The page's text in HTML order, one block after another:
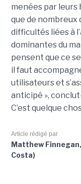
menées par leurs
que de
difficultés liées à
dominantes du
pensent que ce
il faut
utilisateurs et
anticipé »,
C’est quelque
Article rédigé par
Matthew
Costa)